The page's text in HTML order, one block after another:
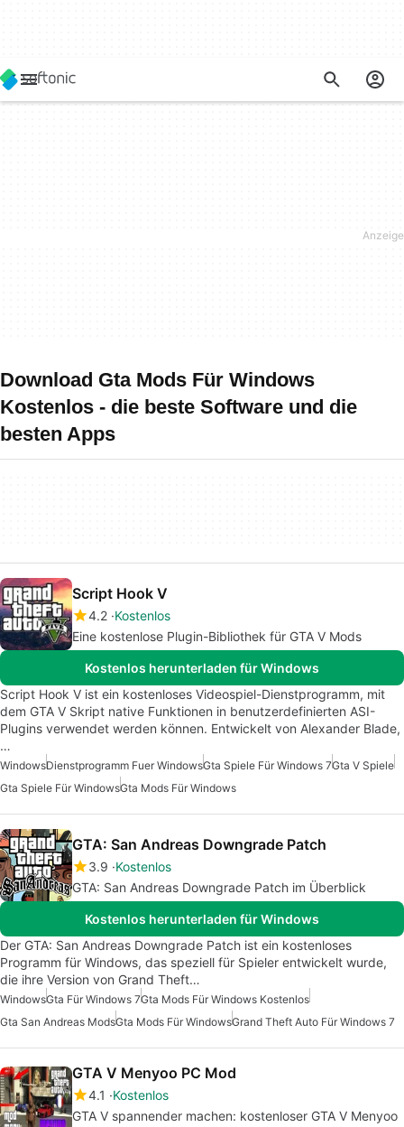
Download Gta Mods Für Windows
Kostenlos - die beste Software und die
besten Apps
Script Hook V
4.2 Kostenlos
Eine kostenlose Plugin-Bibliothek für GTA V Mods
Kostenlos herunterladen für Windows
Script Hook V ist ein kostenloses Videospiel-Dienstprogramm, mit
dem GTA V Skript native Funktionen in benutzerdefinierten ASI-
Plugins verwendet werden können. Entwickelt von Alexander Blade,
…
WindowsDienstprogramm Fuer WindowsGta Spiele Für Windows 7Gta V Spiele
Gta Spiele Für WindowsGta Mods Für Windows
GTA: San Andreas Downgrade Patch
3.9 Kostenlos
GTA: San Andreas Downgrade Patch im Überblick
Kostenlos herunterladen für Windows
Der GTA: San Andreas Downgrade Patch ist ein kostenloses
Programm für Windows, das speziell für Spieler entwickelt wurde,
die ihre Version von Grand Theft…
WindowsGta Für Windows 7Gta Mods Für Windows Kostenlos
Gta San Andreas ModsGta Mods Für WindowsGrand Theft Auto Für Windows 7
GTA V Menyoo PC Mod
4.1
Kostenlos
GTA V spannender machen: kostenloser GTA V Menyoo